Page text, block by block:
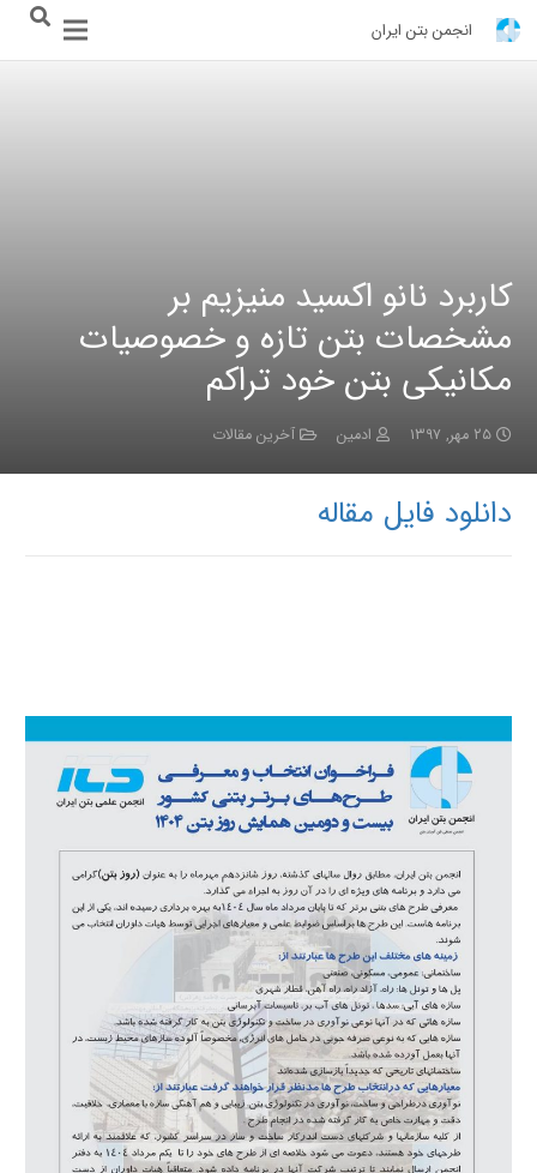
انجمن بتن ایران
کاربرد نانو اکسید منیزیم بر
مشخصات بتن تازه و خصوصیات
مکانیکی بتن خود تراکم
۲۵ مهر, ۱۳۹۷ ادمین آخرین مقالات
دانلود فایل مقاله